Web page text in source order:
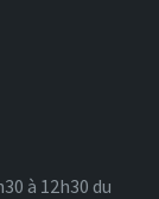
à 12h30 du